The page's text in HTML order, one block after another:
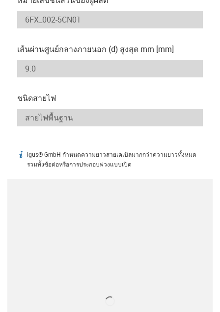
เส้นผ่านศูนย์กลางภายนอก (d) สูงสุด mm [mm]
ชนิดสายไฟ
igus-icon-info
igus® GmbH กำหนดความยาวสายเคเบิลมากกว่าความยาวทั้งหมด
รวมทั้งข้อต่อหรือการประกอบพ่วงแบบเปิด